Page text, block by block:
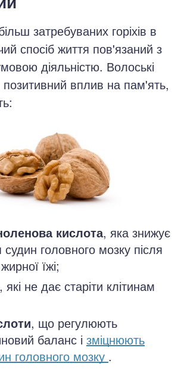
затребуваних горіхів в
спосіб життя пов'язаний з
діяльністю. Волоські
позитивний вплив на пам'ять,
кислота, яка знижує
головного мозку після
їжі;
, які не дає старіти клітинам
, що регулюють
баланс і зміцнюють
головного мозку .